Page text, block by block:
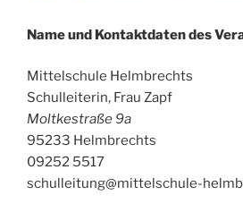
Name und Kontaktdaten des
Mittelschule Helmbrechts
Schulleiterin, Frau Zapf
Moltkestraße 9a
95233 Helmbrechts
09252 5517
schulleitung@mittelschule-